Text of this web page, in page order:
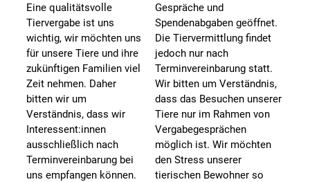
Eine qualitätsvolle
Tiervergabe ist uns
wichtig, wir möchten uns
für unsere Tiere und ihre
zukünftigen Familien viel
Zeit nehmen. Daher
bitten wir um
Verständnis, dass wir
Interessent:innen
ausschließlich nach
Terminvereinbarung bei
uns empfangen können.
Gespräche und
Spendenabgaben geöffnet.
Die Tiervermittlung findet
jedoch nur nach
Terminvereinbarung statt.
Wir bitten um Verständnis,
dass das Besuchen unserer
Tiere nur im Rahmen von
Vergabegesprächen
möglich ist. Wir möchten
den Stress unserer
tierischen Bewohner so